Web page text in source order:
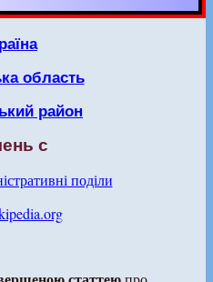
область
район
с
поділи